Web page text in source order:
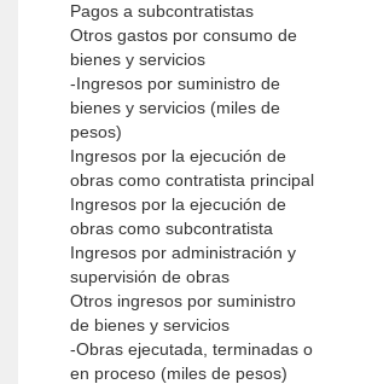
Pagos a subcontratistas
Otros gastos por consumo de
bienes y servicios
-Ingresos por suministro de
bienes y servicios (miles de
pesos)
Ingresos por la ejecución de
obras como contratista principal
Ingresos por la ejecución de
obras como subcontratista
Ingresos por administración y
supervisión de obras
Otros ingresos por suministro
de bienes y servicios
-Obras ejecutada, terminadas o
en proceso (miles de pesos)